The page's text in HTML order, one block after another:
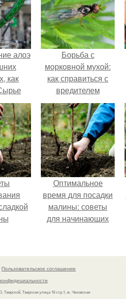
алоэ
как
Борьба с
морковной мухой:
как справиться с
вредителем
Оптимальное
время для посадки
малины: советы
для начинающих
Пользовательское соглашение
Тверской, Тверская улица 16 стр.1, м. Чеховская